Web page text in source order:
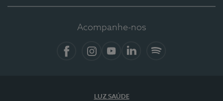
Acompanhe-nos
LUZ SAÚDE